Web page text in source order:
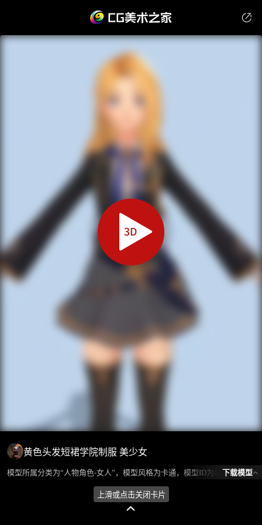
黄色头发短裙学院制服 美少女
模型所属分类为“人物角色-女人”，模型风格为卡通，模型ID为103108，本模型由设计师 不爱喝水的鱼 在2024-10-18 17:00:11上传，含.fbx，.gltf相关源文件下载格式，点数为9124，面数为12558，材质数为5，贴图数为7，CG美术之家持续为您更新与数字孪生、影视动画和游戏VR等相关优质资源。
下载模型
上滑或点击关闭卡片